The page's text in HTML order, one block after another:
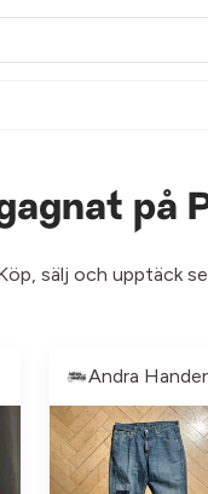
på
sälj och upptäck
Andra